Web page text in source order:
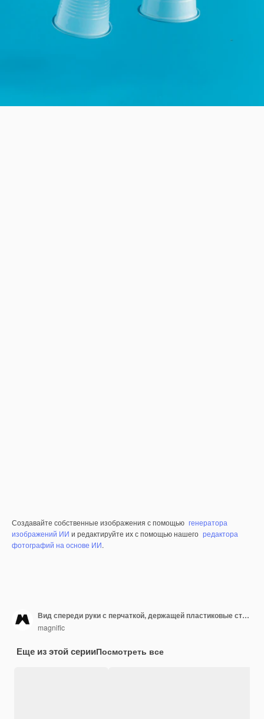
Создавайте собственные изображения с помощью генератора
изображений ИИ и редактируйте их с помощью нашего редактора
фотографий на основе ИИ.
Вид спереди руки с перчаткой, держащей пластиковые стаканчики с веревкой
magnific
Еще из этой серииПосмотреть все